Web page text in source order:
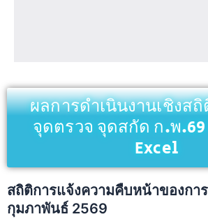
ผลการดำเนินงานเชิงส
จุดตรวจ จุดสกัด ก.พ
Excel
สถิติการแจ้งความคืบหน้าของกา
กุมภาพันธ์ 2569